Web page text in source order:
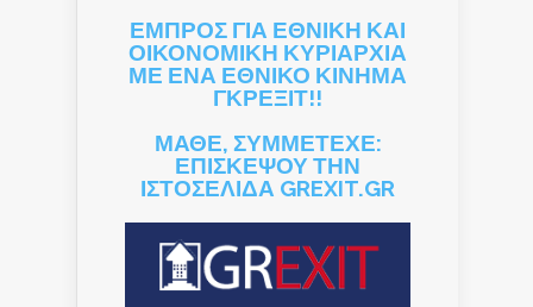
ΕΜΠΡΟΣ ΓΙΑ ΕΘΝΙΚΗ ΚΑΙ
ΟΙΚΟΝΟΜΙΚΗ ΚΥΡΙΑΡΧΙΑ
ΜΕ ΕΝΑ ΕΘΝΙΚΟ ΚΙΝΗΜΑ
ΓΚΡΕΞΙΤ!!
ΜΑΘΕ, ΣΥΜΜΕΤΕΧΕ:
ΕΠΙΣΚΕΨΟΥ ΤΗΝ
ΙΣΤΟΣΕΛΙΔΑ GREXIT.GR